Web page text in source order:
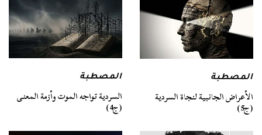
المصطبة
الأعراض الجانبية لنجاة السردية
(ج5)
المصطبة
السردية تواجه الموت وأزمة المعنى
(ج4)